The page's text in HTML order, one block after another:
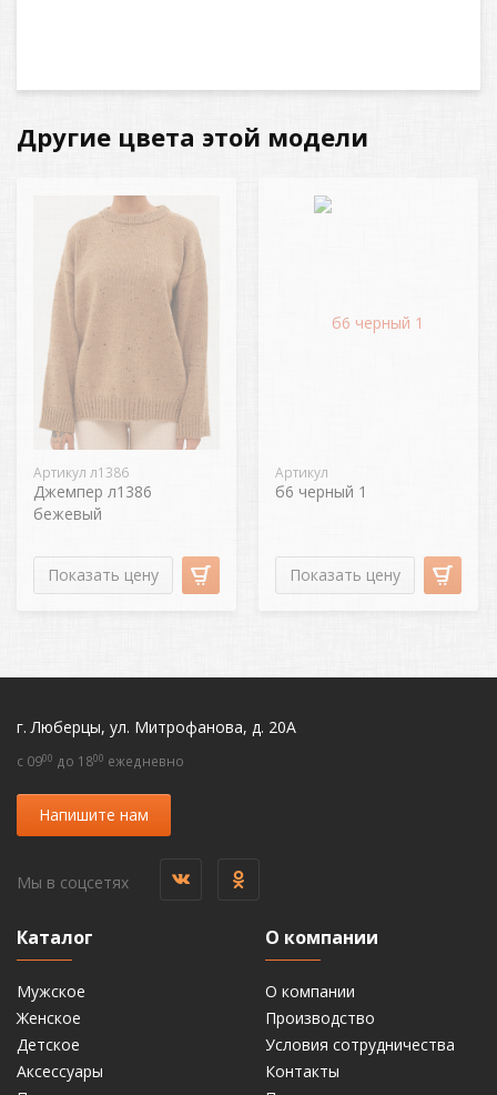
Другие цвета этой модели
Артикул л1386
Джемпер л1386
бежевый
Показать цену
Артикул
б6 черный 1
Показать цену
г. Люберцы, ул. Митрофанова, д. 20А
c 0900 до 1800 ежедневно
Напишите нам
Мы в соцсетях
Каталог
Мужское
Женское
Детское
Аксессуары
О компании
О компании
Производство
Условия сотрудничества
Контакты